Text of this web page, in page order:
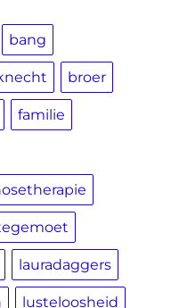
bang
broer
familie
lauradaggers
lusteloosheid